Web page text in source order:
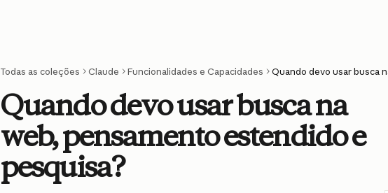
Todas as coleções Claude Funcionalidades e Capacidades
Quando devo usar busca na
web, pensamento estendido e
pesquisa?